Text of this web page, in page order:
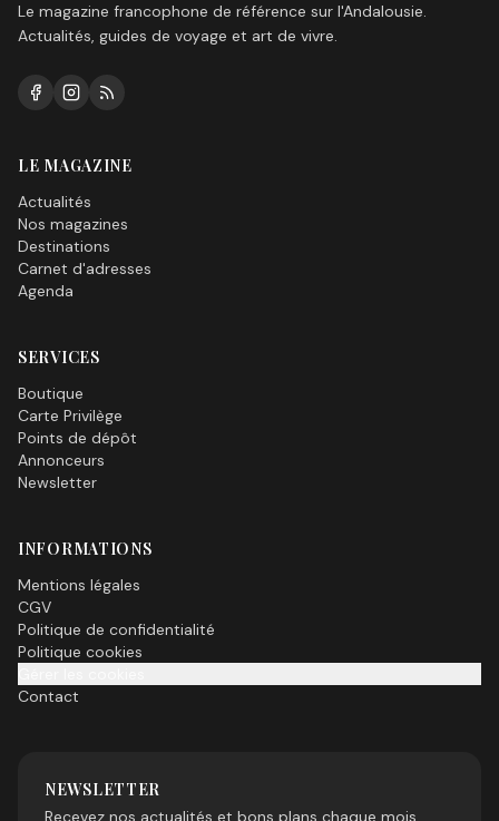
Le magazine francophone de référence sur l'Andalousie.
Actualités, guides de voyage et art de vivre.
LE MAGAZINE
Actualités
Nos magazines
Destinations
Carnet d'adresses
Agenda
SERVICES
Boutique
Carte Privilège
Points de dépôt
Annonceurs
Newsletter
INFORMATIONS
Mentions légales
CGV
Politique de confidentialité
Politique cookies
Contact
NEWSLETTER
Recevez nos actualités et bons plans chaque mois.